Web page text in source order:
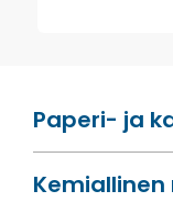
Paperi- ja